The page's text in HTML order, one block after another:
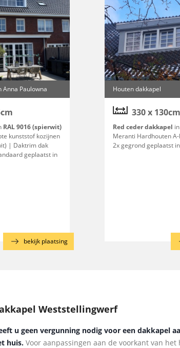
Anna Paulowna
RAL 9016 (spierwit)
kunststof kozijnen
| Daktrim dak
geplaatst in
bekijk plaatsing
Houten dakkapel
330 x 130cm
Red ceder dakkapel in
Meranti Hardhouten
2x gegrond geplaatst
Weststellingwerf
u geen vergunning nodig voor een dakkapel
huis. Voor aanpassingen aan de voorkant van het